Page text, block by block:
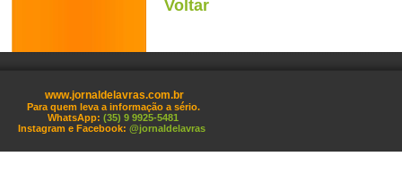
Voltar
www.jornaldelavras.com.br
Para quem leva a informação a sério.
WhatsApp: (35) 9 9925-5481
Instagram e Facebook: @jornaldelavras